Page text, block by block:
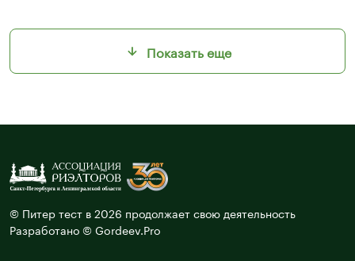
Показать еще
© Питер тест в 2026 продолжает свою деятельность
Разработано © Gordeev.Pro